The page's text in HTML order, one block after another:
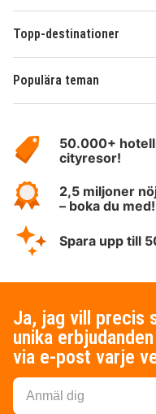
Topp-destinationer
Populära teman
HotelSpecials
50.000+
cityresor!
2,5 miljoner
– boka du med!
Spara upp till
Ja, jag vill precis
unika
via e-post varje